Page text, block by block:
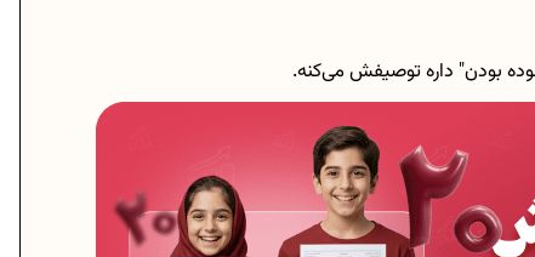
بودن" داره توصیفش می‌کنه.